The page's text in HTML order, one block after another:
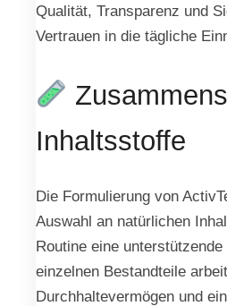
Qualität, Transparenz und
Vertrauen in die tägliche
Inhaltsstoffe
Die Formulierung von
Auswahl an natürlichen
Routine eine
einzelnen Bestandteile
Durchhaltevermögen und